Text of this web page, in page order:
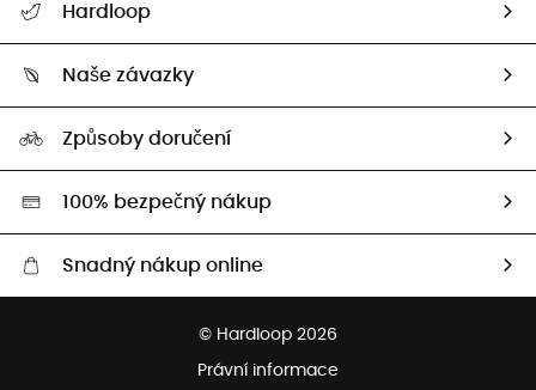
Vrácení zboží a peněz
Hardloop
Naši Ambasadoři
Naše závazky
Second hand
HardGreen
Způsoby doručení
100% bezpečný nákup
Snadný nákup online
Bezplatné vrácení do 100 dnů
© Hardloop 2026
Právní informace